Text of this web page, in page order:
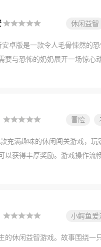
而惬意。
休闲益智
卓版是一款令人毛骨悚然的
要与恐怖的奶奶展开一场惊心
冒险
充满趣味的休闲闯关游戏，玩
以获得丰厚奖励。游戏操作流
小鳄鱼爱
的休闲益智游戏。故事围绕一